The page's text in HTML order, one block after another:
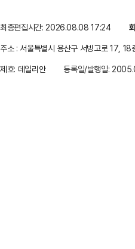
최종편집시간: 2026.08.08 17:24
주소 : 서울특별시 용산구 서빙고로 17,
제호: 데일리안
등록일/발행일: